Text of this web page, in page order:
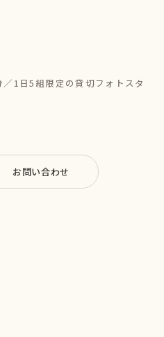
1日5組限定の貸切フォトスタ
お問い合わせ